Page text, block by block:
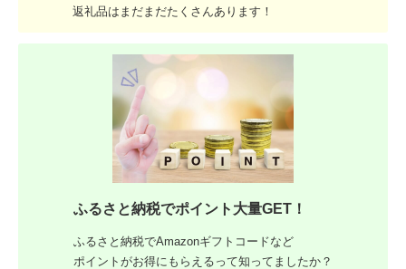
返礼品はまだまだたくさんあります！
ふるさと納税でポイント大量GET！
ふるさと納税でAmazonギフトコードなど
ポイントがお得にもらえるって知ってましたか？